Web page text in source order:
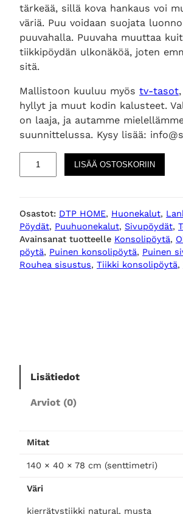
tärkeää, sillä kova hankaus voi
väriä. Puu voidaan suojata
puuvahalla. Puuvaha muuttaa
tiikkipöydän ulkonäköä, joten
sitä.
Mallistoon kuuluu myös tv-tasot,
hyllyt ja muut kodin kalusteet.
on laaja, ja autamme
suunnittelussa. Kysy lisää:
j
y
k
e
e
k
LISÄÄ OSTOSKORIIN
Osastot: DTP HOME, Huonekalut,
Pöydät, Puuhuonekalut, Sivupöydät,
Avainsanat tuotteelle Konsolipöytä,
pöytä, Puinen konsolipöytä, Puinen
Rouhea sisustus, Tiikki konsolipöytä,
Lisätiedot
Arviot (0)
Mitat
140 × 40 × 78 cm (senttimetri)
Väri
kierrätystiikki natural, musta